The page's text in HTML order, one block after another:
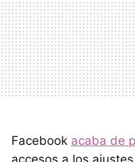
Facebook acaba de
accesos a los